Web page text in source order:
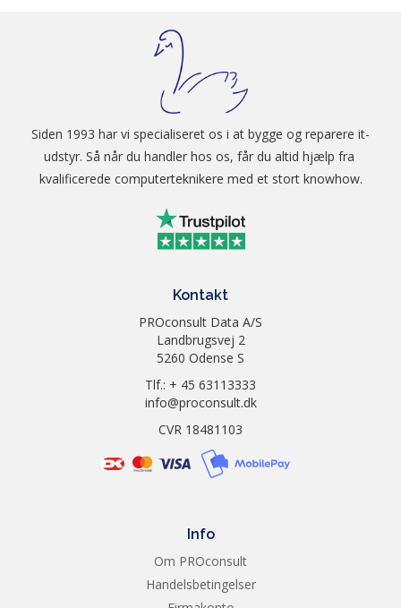
Bredde - Højde forhold
Siden 1993 har vi specialiseret os i at bygge og reparere it-
udstyr. Så når du handler hos os, får du altid hjælp fra
kvalificerede computerteknikere med et stort knowhow.
Kontakt
PROconsult Data A/S
Landbrugsvej 2
5260 Odense S
Tlf.: + 45 63113333
info@proconsult.dk
CVR 18481103
Info
Om PROconsult
Handelsbetingelser